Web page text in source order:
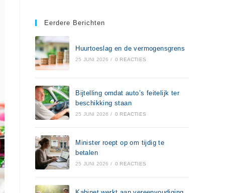
Eerdere Berichten
Huurtoeslag en de vermogensgrens
25 JUNI 2026 / 0 REACTIES
Bijtelling omdat auto’s feitelijk ter
beschikking staan
25 JUNI 2026 / 0 REACTIES
Minister roept op om tijdig te
betalen
25 JUNI 2026 / 0 REACTIES